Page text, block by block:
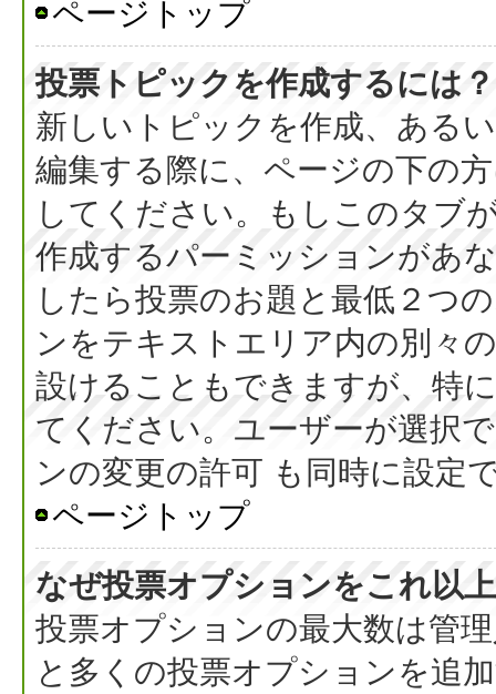
ページトップ
投票トピックを作成するには？
新しいトピックを作成、ある
編集する際に、ページの下の
してください。もしこのタブ
作成するパーミッションがあ
したら投票のお題と最低２つ
ンをテキストエリア内の別々
設けることもできますが、特
てください。ユーザーが選択
ンの変更の許可 も同時に設定
ページトップ
なぜ投票オプションをこれ以
投票オプションの最大数は管
と多くの投票オプションを追